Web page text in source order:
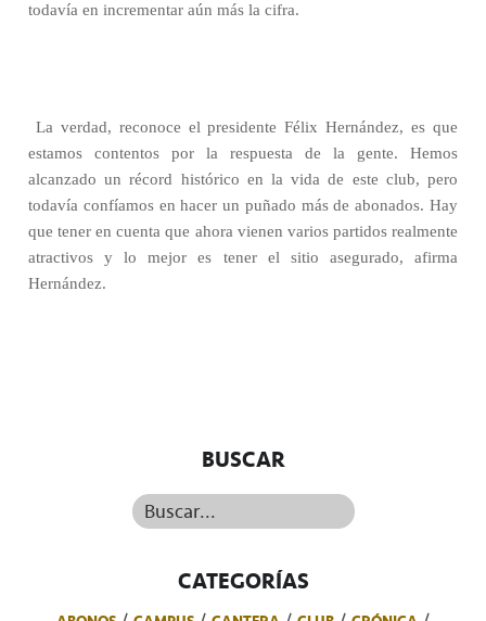
todavía en incrementar aún más la cifra.
La verdad, reconoce el presidente Félix Hernández, es que
estamos contentos por la respuesta de la gente. Hemos
alcanzado un récord histórico en la vida de este club, pero
todavía confíamos en hacer un puñado más de abonados. Hay
que tener en cuenta que ahora vienen varios partidos realmente
atractivos y lo mejor es tener el sitio asegurado, afirma
Hernández.
BUSCAR
Buscar...
CATEGORÍAS